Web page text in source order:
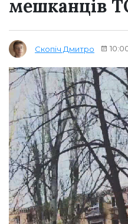
мешканців
Скопіч Дмитро